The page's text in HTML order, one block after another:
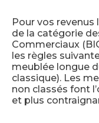
Pour vos
de la catégorie
Commerciaux
les règles
meublée longue
classique). Les
non classés font
et plus